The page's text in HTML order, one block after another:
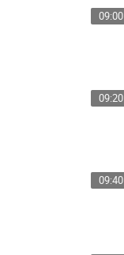
09:00
09:20
09:40